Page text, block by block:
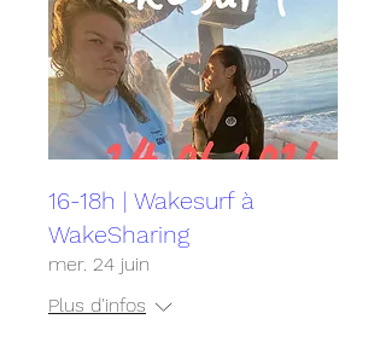
16-18h | Wakesurf à
WakeSharing
mer. 24 juin
Plus d'infos